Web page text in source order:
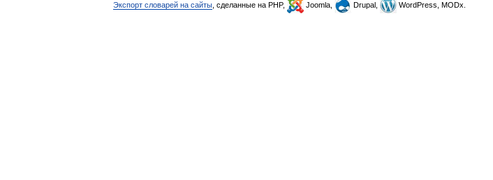
Экспорт словарей на сайты , сделанные на PHP, Joomla, Drupal, WordPress, MODx.